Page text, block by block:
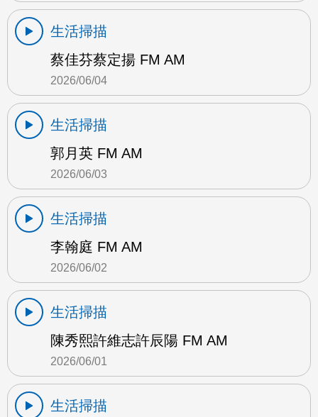
生活掃描
蔡佳芬蔡定揚 FM AM
2026/06/04
生活掃描
郭月英 FM AM
2026/06/03
生活掃描
李翰庭 FM AM
2026/06/02
生活掃描
陳秀熙許維志許辰陽 FM AM
2026/06/01
生活掃描